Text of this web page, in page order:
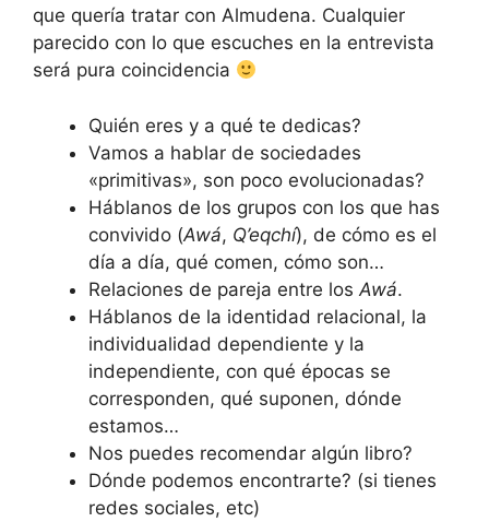
que quería tratar con Almudena. Cualquier
parecido con lo que escuches en la entrevista
será pura coincidencia
Quién eres y a qué te dedicas?
Vamos a hablar de sociedades
«primitivas», son poco evolucionadas?
Háblanos de los grupos con los que has
convivido (Awá, Q’eqchí), de cómo es el
día a día, qué comen, cómo son…
Relaciones de pareja entre los Awá.
Háblanos de la identidad relacional, la
individualidad dependiente y la
independiente, con qué épocas se
corresponden, qué suponen, dónde
estamos…
Nos puedes recomendar algún libro?
Dónde podemos encontrarte? (si tienes
redes sociales, etc)